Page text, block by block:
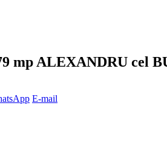
mp ALEXANDRU cel
E-mail